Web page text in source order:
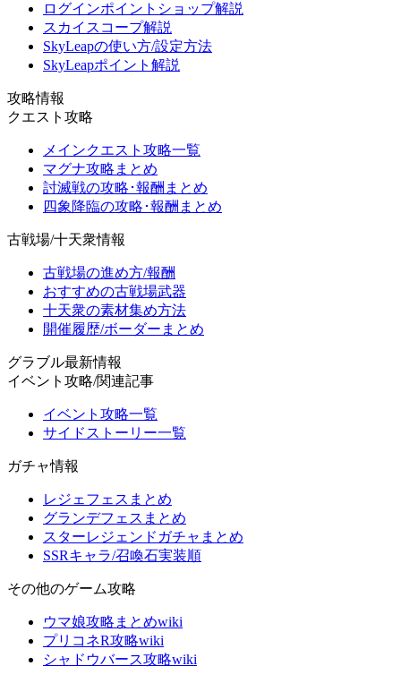
ログインポイントショップ解説
スカイスコープ解説
SkyLeapの使い方/設定方法
SkyLeapポイント解説
攻略情報
クエスト攻略
メインクエスト攻略一覧
マグナ攻略まとめ
討滅戦の攻略･報酬まとめ
四象降臨の攻略･報酬まとめ
古戦場/十天衆情報
古戦場の進め方/報酬
おすすめの古戦場武器
十天衆の素材集め方法
開催履歴/ボーダーまとめ
グラブル最新情報
イベント攻略/関連記事
イベント攻略一覧
サイドストーリー一覧
ガチャ情報
レジェフェスまとめ
グランデフェスまとめ
スターレジェンドガチャまとめ
SSRキャラ/召喚石実装順
その他のゲーム攻略
ウマ娘攻略まとめwiki
プリコネR攻略wiki
シャドウバース攻略wiki